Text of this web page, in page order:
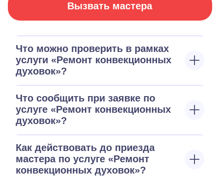
Вызвать мастера
Что можно проверить в рамках
услуги «Ремонт конвекционных
духовок»?
Что сообщить при заявке по
услуге «Ремонт конвекционных
духовок»?
Как действовать до приезда
мастера по услуге «Ремонт
конвекционных духовок»?